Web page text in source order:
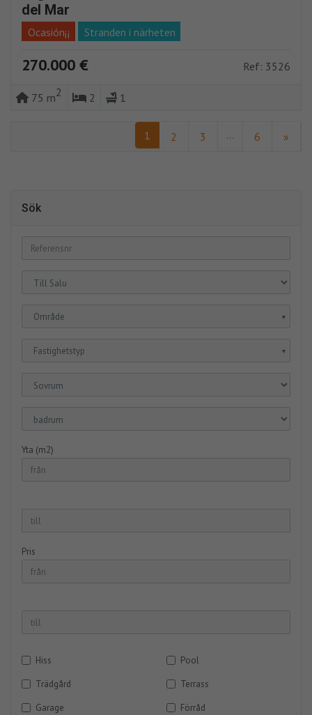
del Mar
Ocasión¡¡ Stranden i närheten
270.000 € Ref: 3526
75 m2 2 1
1 2 3 ... 6 »
Sök
Område ▼
Fastighetstyp ▼
Yta (m2)
Pris
Hiss
Pool
Trädgård
Terrass
Garage
Förråd